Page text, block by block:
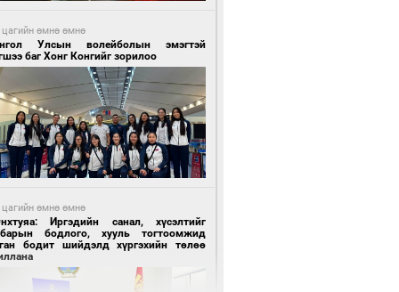
цагийн өмнө өмнө
Улсын волейболын эмэгтэй
баг Хонг Конгийг зорилоо
цагийн өмнө өмнө
Иргэдийн санал, хүсэлтийг
бодлого, хууль тогтоомжид
бодит шийдэлд хүргэхийн төлөө